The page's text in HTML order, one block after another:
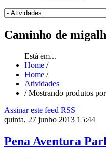
Caminho de
Está em...
Home /
Home /
Atividades
/ Mostrando produtos
Assinar este feed RSS
quinta, 27 junho 2013 15:44
Pena Aventura